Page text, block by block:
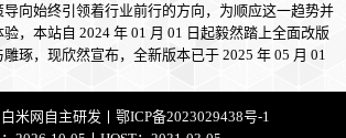
导向始终引领着行业前行的方向，为顺应这一趋势并
，本站自 2024 年 01 月 01 日起毅然踏上全面改版
琢，现欣然宣布，全新版本已于 2025 年 05 月 01
白米网 自主研发丨 鄂ICP备2023029438号-1